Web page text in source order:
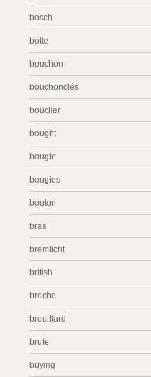
bosch
botte
bouchon
bouchonclés
bouclier
bought
bougie
bougies
bouton
bras
bremlicht
british
broche
brouillard
brute
buying